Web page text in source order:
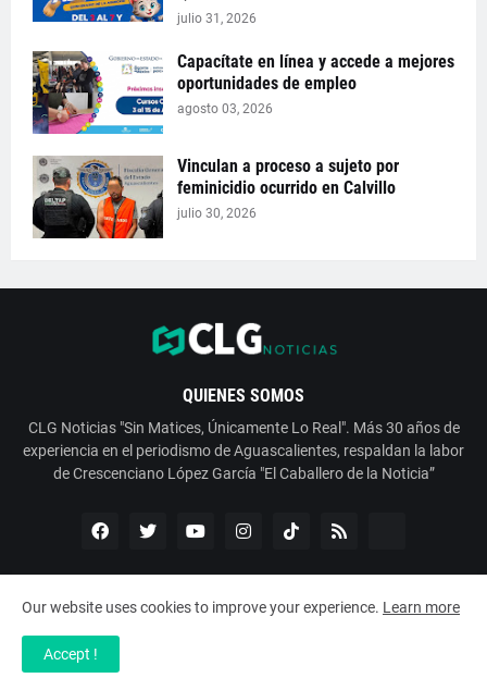
julio 31, 2026
Capacítate en línea y accede a mejores
oportunidades de empleo
agosto 03, 2026
Vinculan a proceso a sujeto por
feminicidio ocurrido en Calvillo
julio 30, 2026
QUIENES SOMOS
CLG Noticias "Sin Matices, Únicamente Lo Real". Más 30 años de
experiencia en el periodismo de Aguascalientes, respaldan la labor
de Crescenciano López García "El Caballero de la Noticia”
ESNoticia con Crescenciano López García
Servicios
Our website uses cookies to improve your experience. Learn more
Accept !